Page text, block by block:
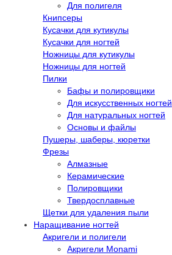
Для полигеля
Книпсеры
Кусачки для кутикулы
Кусачки для ногтей
Ножницы для кутикулы
Ножницы для ногтей
Пилки
Бафы и полировщики
Для искусственных ногтей
Для натуральных ногтей
Основы и файлы
Пушеры, шаберы, кюретки
Фрезы
Алмазные
Керамические
Полировщики
Твердосплавные
Щетки для удаления пыли
Наращивание ногтей
Акригели и полигели
Акригели Monami